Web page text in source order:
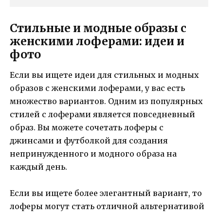
Стильные и модные образы с
женскими лоферами: идеи и
фото
Если вы ищете идеи для стильных и модных
образов с женскими лоферами, у вас есть
множество вариантов. Одним из популярных
стилей с лоферами является повседневный
образ. Вы можете сочетать лоферы с
джинсами и футболкой для создания
непринужденного и модного образа на
каждый день.
Если вы ищете более элегантный вариант, то
лоферы могут стать отличной альтернативой